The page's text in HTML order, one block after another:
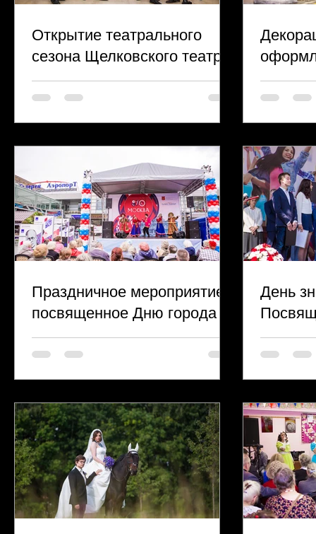
Открытие театрального
сезона Щелковского театра
на
Праздничное мероприятие,
посвященное Дню города в
муниципальном округе
Аэропорт
День